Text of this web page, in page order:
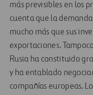
más previsibles en los
cuenta que la
mucho más que sus
exportaciones.
Rusia ha constituido
y ha entablado
compañías europeas.